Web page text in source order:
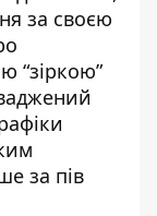
за своєю
“зіркою”
за пів